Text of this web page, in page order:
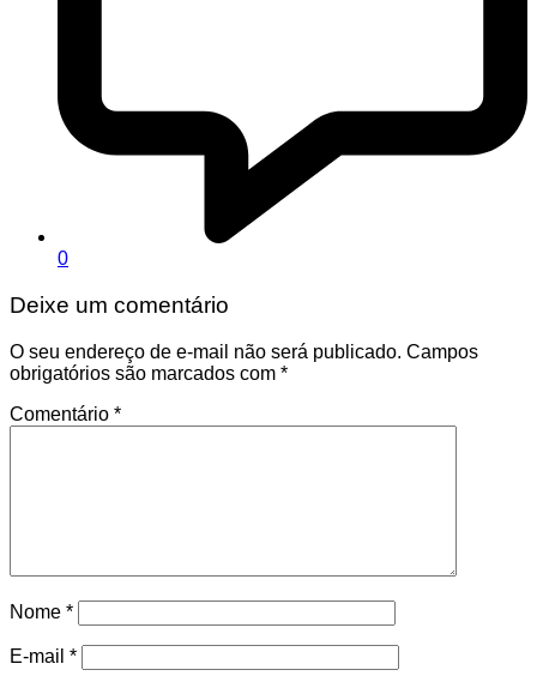
0
Deixe um comentário
O seu endereço de e-mail não será publicado. Campos
obrigatórios são marcados com *
Comentário *
Nome *
E-mail *